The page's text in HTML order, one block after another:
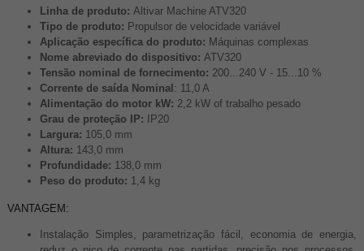
Linha de produto: Altivar Machine ATV320
Tipo de produto: Propulsor de velocidade variável
Aplicação específica do produto: Máquinas complexas
Nome abreviado do dispositivo: ATV320
Tensão nominal de fornecimento: 200...240 V - 15...10 %
Corrente de saída Nominal : 11,0 A
Alimentação do motor kW: 2,2 kW of trabalho pesado
Grau de proteção IP: IP20
Largura: 105,0 mm
Altura: 143,0 mm
Profundidade: 138,0 mm
Peso do produto: 1,4 kg
VANTAGEM:
Instalação Simples, parametrização fácil, economia de energia,